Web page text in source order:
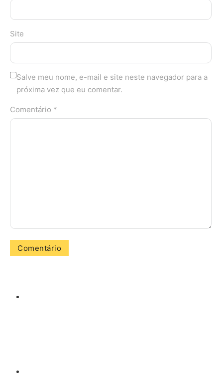
Site
Salve meu nome, e-mail e site neste navegador para a
próxima vez que eu comentar.
Comentário *